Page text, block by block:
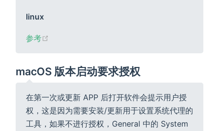
linux
参考
macOS 版本启动要求授权
在第一次或更新 APP 后打开软件会提示用户授
权，这是因为需要安装/更新用于设置系统代理的
工具，如果不进行授权，General 中的 System